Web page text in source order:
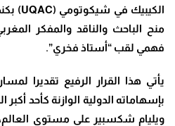
الكيبيك في شيكوتومي (UQAC
)
منح الباحث والناقد والمفكر
فهمي لقب “أستاذ فخري”.
يأتي هذا القرار الرفيع تقديرا
بإسهاماته الدولية الوازنة كأحد
ويليام شكسبير على مستوى